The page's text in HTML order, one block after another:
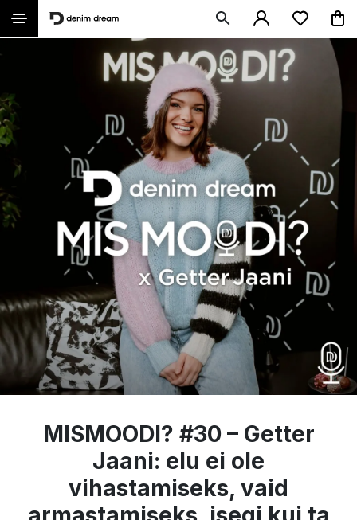
MISMOODI? #30 – Getter
Jaani: elu ei ole
vihastamiseks, vaid